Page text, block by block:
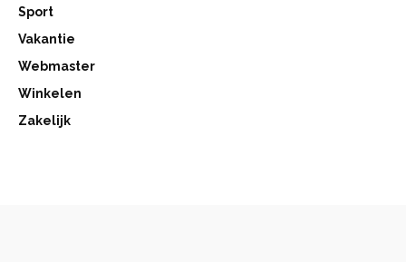
Sport
Vakantie
Webmaster
Winkelen
Zakelijk